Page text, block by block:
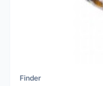
Finder